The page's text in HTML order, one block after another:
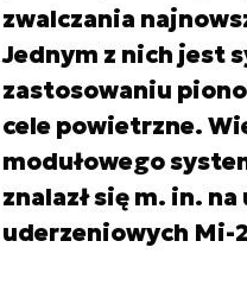
zwalczania
Jednym z nich jest
zastosowaniu
cele powietrzne.
modułowego
znalazł się m. in.
uderzeniowych Mi-